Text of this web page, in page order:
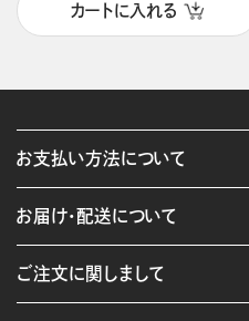
カートに入れる
お支払い方法について
お届け・配送について
ご注文に関しまして